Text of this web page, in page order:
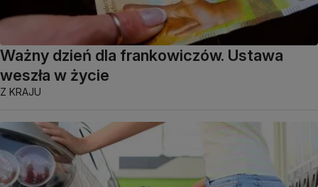
Ważny dzień dla frankowiczów. Ustawa
weszła w życie
Z KRAJU